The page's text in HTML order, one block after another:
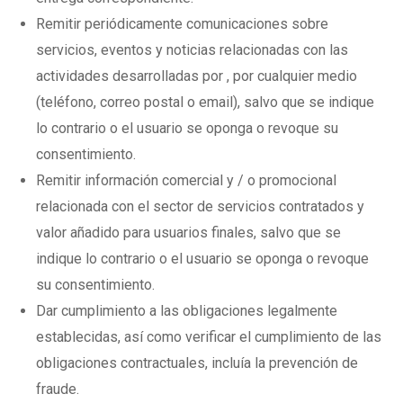
Remitir periódicamente comunicaciones sobre
servicios, eventos y noticias relacionadas con las
actividades desarrolladas por , por cualquier medio
(teléfono, correo postal o email), salvo que se indique
lo contrario o el usuario se oponga o revoque su
consentimiento.
Remitir información comercial y / o promocional
relacionada con el sector de servicios contratados y
valor añadido para usuarios finales, salvo que se
indique lo contrario o el usuario se oponga o revoque
su consentimiento.
Dar cumplimiento a las obligaciones legalmente
establecidas, así como verificar el cumplimiento de las
obligaciones contractuales, incluía la prevención de
fraude.